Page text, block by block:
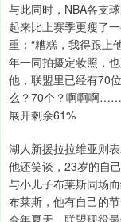
与此同时，NBA各支
起来比上赛季更瘦了
重：“糟糕，我得跟上
年一同拍摄定妆照，
他，联盟里已经有70
么？70个？啊啊啊
展开剩余61%
湖人新援拉拉维亚则
他还笑谈，23岁的自
与小儿子布莱斯同场
布莱斯，他有自己的